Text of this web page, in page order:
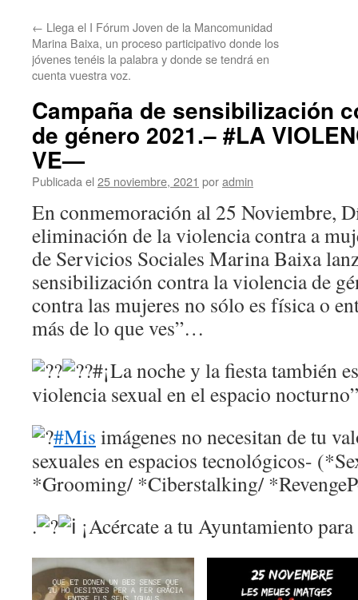
← Llega el I Fórum Joven de la Mancomunidad
Marina Baixa, un proceso participativo donde los
jóvenes tenéis la palabra y donde se tendrá en
cuenta vuestra voz.
Campaña de sensibilización
de género 2021.– #LA
VE—
Publicada el 25 noviembre, 2021 poradmin
En conmemoración al 25 Noviembre,
eliminación de la violencia contra a
de Servicios Sociales Marina Baixa
sensibilización contra la violencia de
contra las mujeres no sólo es física o
más de lo que ves”…
#¡La noche y la fiesta también
violencia sexual en el espacio nocturno”
#Mis imágenes no necesitan de tu
sexuales en espacios tecnológicos-
*Grooming/ *Ciberstalking/
.
¡Acércate a tu Ayuntamiento